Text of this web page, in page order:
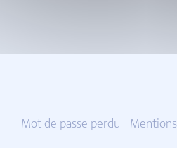
Mot de passe perdu